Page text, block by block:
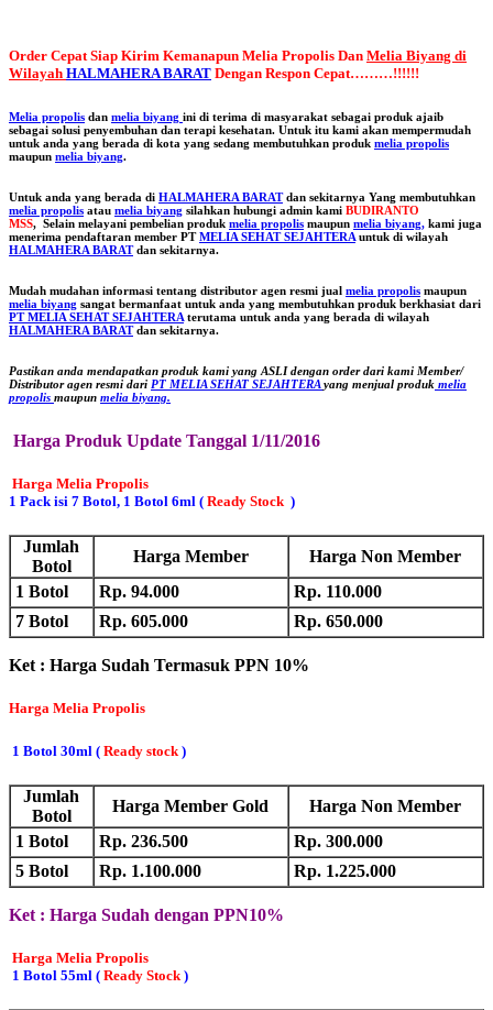
Order Cepat Siap Kirim Kemanapun Melia Propolis Dan Melia Biyang di
Wilayah HALMAHERA BARAT Dengan Respon Cepat………!!!!!!
Melia propolis dan melia biyang ini di terima di masyarakat sebagai produk ajaib
sebagai solusi penyembuhan dan terapi kesehatan. Untuk itu kami akan mempermudah
untuk anda yang berada di kota yang sedang membutuhkan produk melia propolis
maupun melia biyang.
Untuk anda yang berada di HALMAHERA BARATdan sekitarnya Yang membutuhkan
melia propolis atau melia biyang silahkan hubungi admin kami BUDIRANTO
MSS, Selain melayani pembelian produk melia propolis maupun melia biyang, kami juga
menerima pendaftaran member PTMELIA SEHAT SEJAHTERA untuk di wilayah
HALMAHERA BARATdan sekitarnya.
Mudah mudahan informasi tentang distributor agen resmi jual melia propolis maupun
melia biyang sangat bermanfaat untuk anda yang membutuhkan produk berkhasiat dari
PT MELIA SEHAT SEJAHTERA terutama untuk anda yang berada di wilayah
HALMAHERA BARATdan sekitarnya.
Pastikan anda mendapatkan produk kami yang ASLI dengan order dari kami Member/
Distributor agen resmi dari PT MELIA SEHAT SEJAHTERAyang menjual produk melia
propolis maupun melia biyang.
Harga Produk Update Tanggal 1/11/2016
Harga Melia Propolis
1 Pack isi 7 Botol, 1 Botol 6ml ( Ready Stock )
Jumlah
Botol
Harga Member
Harga Non Member
1 Botol
Rp. 94.000
Rp. 110.000
7 Botol
Rp. 605.000 Rp. 650.000
Ket : Harga Sudah Termasuk PPN 10%
Harga Melia Propolis
1 Botol 30ml ( Ready stock )
Jumlah
Botol
Harga Member Gold
Harga Non Member
1 Botol
Rp. 236.500
Rp. 300.000
5 Botol
Rp. 1.100.000 Rp. 1.225.000
Ket : Harga Sudah dengan PPN10%
Harga Melia Propolis
1 Botol 55ml ( Ready Stock )